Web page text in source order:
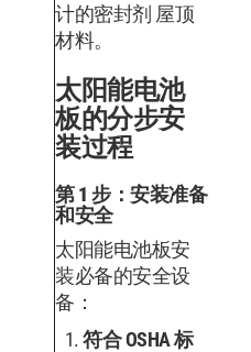
计的密封剂 屋顶
材料。
太阳能电池
板的分步安
装过程
第 1 步：安装准备
和安全
太阳能电池板安
装必备的安全设
备：
符合 OSHA 标